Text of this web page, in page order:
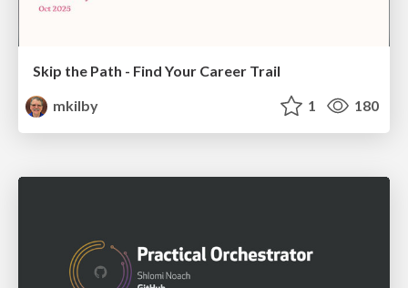
Skip the Path - Find Your Career Trail
mkilby
1 180